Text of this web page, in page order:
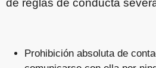
Prohibición absoluta de